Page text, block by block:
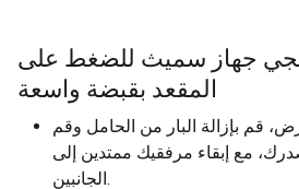
جهاز سميث للضغط على
المقعد بقبضة واسعة
قم بإزالة البار من الحامل وقم
مع إبقاء مرفقيك ممتدين إلى
الجانبين.